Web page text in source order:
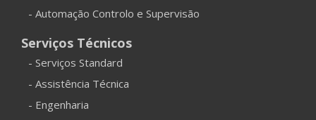
- Automação Controlo e Supervisão
Serviços Técnicos
- Serviços Standard
- Assistência Técnica
- Engenharia